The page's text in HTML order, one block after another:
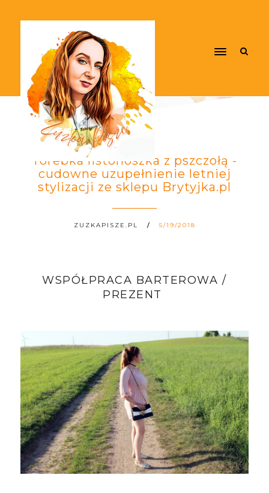
Torebka listonoszka z pszczołą -
cudowne uzupełnienie letniej
stylizacji ze sklepu Brytyjka.pl
ZUZKAPISZE.PL 5/19/2018
WSPÓŁPRACA BARTEROWA /
PREZENT